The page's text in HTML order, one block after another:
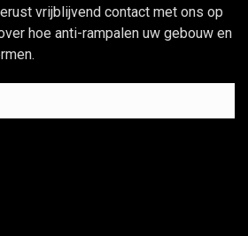
vrijblijvend contact met ons op
hoe anti-rampalen uw gebouw en